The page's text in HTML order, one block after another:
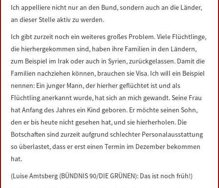
Ich appelliere nicht nur an den Bund, sondern auch an die Länder,
an dieser Stelle aktiv zu werden.
Ich gibt zurzeit noch ein weiteres großes Problem. Viele Flüchtlinge,
die hierhergekommen sind, haben ihre Familien in den Ländern,
zum Beispiel im Irak oder auch in Syrien, zurückgelassen. Damit die
Familien nachziehen können, brauchen sie Visa. Ich will ein Beispiel
nennen: Ein junger Mann, der hierher geflüchtet ist und als
Flüchtling anerkannt wurde, hat sich an mich gewandt. Seine Frau
hat Anfang des Jahres ein Kind geboren. Er möchte seinen Sohn,
den er bis heute nicht gesehen hat, und sie hierherholen. Die
Botschaften sind zurzeit aufgrund schlechter Personalausstattung
so überlastet, dass er erst einen Termin im Dezember bekommen
hat.
(Luise Amtsberg (BÜNDNIS 90/DIE GRÜNEN): Das ist noch früh!)